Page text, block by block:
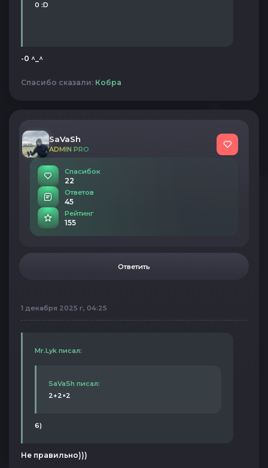
0 :D
-0 ^_^
Спасибо сказали: Кобра
SaVaSh
ADMIN PRO
Спасибок
22
Ответов
45
Рейтинг
155
Ответить
1 декабря 2025 г, 04:25
Mr.Lyk писал:
SaVaSh писал:
2+2×2
6)
Не правильно)))